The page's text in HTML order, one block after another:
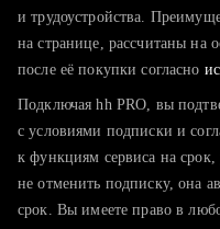
тратите много
хотите сравнить себя
и трудоустройства.
на странице, рассчитаны на
после её покупки согласно
Подключая hh PRO, вы
с условиями подписки и
к функциям сервиса на
не отменить подписку, она
срок. Вы имеете право в